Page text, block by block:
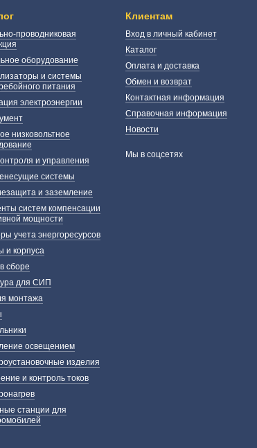
проводниковая
оборудование
и системы
питания
электроэнергии
низковольтное
и управления
системы
и заземление
систем компенсации
мощности
учета энергоресурсов
и корпуса
сборе
для СИП
монтажа
освещением
изделия
и контроль токов
станции для
Клиентам
Вход в личный кабинет
Каталог
Оплата и доставка
Обмен и возврат
Контактная информация
Справочная информация
Новости
Мы в соцсетях